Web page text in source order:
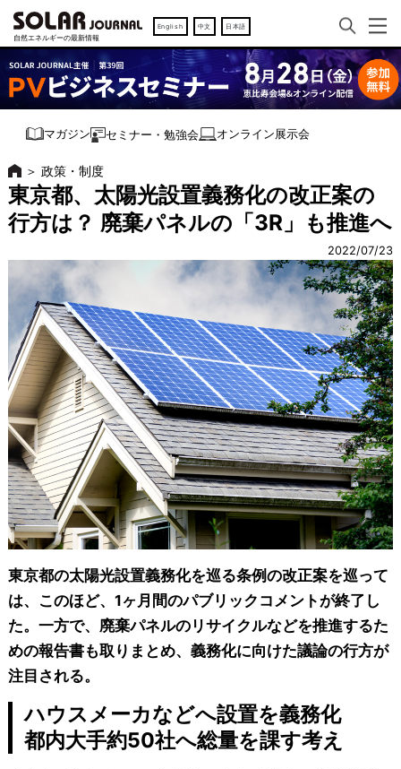
English 中文 日本語
マガジン セミナー・勉強会 オンライン展示会
＞ 政策・制度
東京都、太陽光設置義務化の改正案の
行方は？ 廃棄パネルの「3R」も推進へ
2022/07/23
東京都の太陽光設置義務化を巡る条例の改正案を巡って
は、このほど、1ヶ月間のパブリックコメントが終了し
た。一方で、廃棄パネルのリサイクルなどを推進するた
めの報告書も取りまとめ、義務化に向けた議論の行方が
注目される。
ハウスメーカなどへ設置を義務化
都内大手約50社へ総量を課す考え